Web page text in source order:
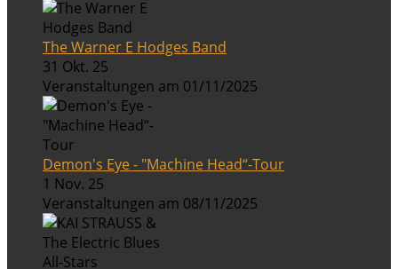
The Warner E Hodges Band
31 Okt. 25
Veranstaltungen am 01/11/2025
Demon's Eye - "Machine Head“-Tour
1 Nov. 25
Veranstaltungen am 08/11/2025